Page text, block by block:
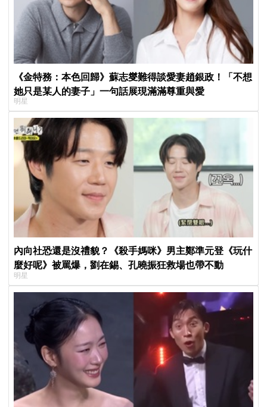
《金特務：本色回歸》蘇志燮難得談愛妻趙銀政！「不想
她只是某人的妻子」一句話展現滿滿尊重與愛
明星
內向社恐還是沒禮貌？《殺手媽咪》男主鄭準元登《玩什
麼好呢》被罵爆，劉在錫、孔曉振狂救場也帶不動
明星